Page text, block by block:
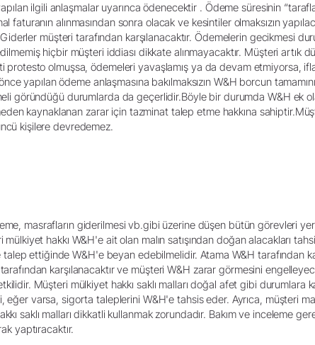
ilgili anlaşmalar uyarınca ödenecektir . Ödeme süresinin
faturanın alınmasından sonra olacak ve kesintiler olmaksızın
müşteri tarafından karşılanacaktır. Ödemelerin gecikmesi
hiçbir müşteri iddiası dikkate alınmayacaktır. Müşteri artık
protesto olmuşsa, ödemeleri yavaşlamış ya da devam etmiyorsa,
yapılan ödeme anlaşmasına bakılmaksızın W&H borcun
göründüğü durumlarda da geçerlidir.Böyle bir durumda W&H ek
kaynaklanan zarar için tazminat talep etme hakkına
kişilere devredemez.
masrafların giderilmesi vb.gibi üzerine düşen bütün görevleri
mülkiyet hakkı W&H'e ait olan malın satışından doğan alacakları
talep ettiğinde W&H'e beyan edebilmelidir. Atama W&H
karşılanacaktır ve müşteri W&H zarar görmesini
Müşteri mülkiyet hakkı saklı malları doğal afet gibi durumlara
eğer varsa, sigorta taleplerini W&H'e tahsis eder. Ayrıca, müşteri
saklı malları dikkatli kullanmak zorundadır. Bakım ve inceleme
yaptıracaktır.